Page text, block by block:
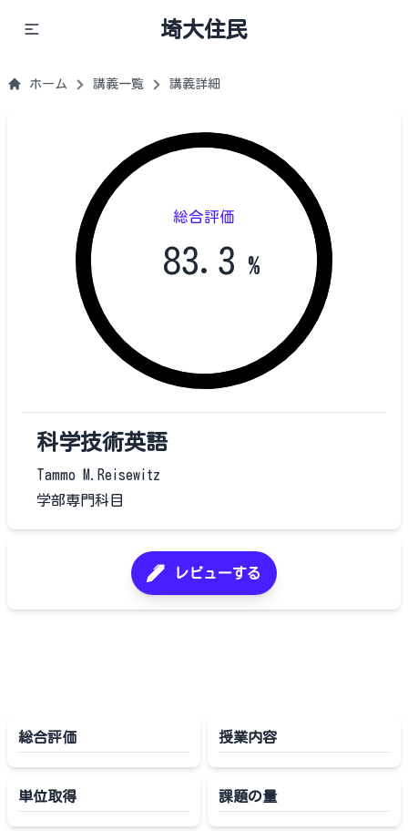
埼大住民
ホーム 講義一覧 講義詳細
総合評価
83.3 %
科学技術英語
Tammo M.Reisewitz
学部専門科目
レビューする
総合評価 授業内容
単位取得 課題の量